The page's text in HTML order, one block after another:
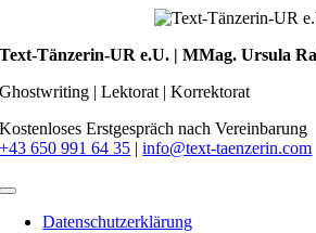
Text-Tänzerin-UR e.U. | MMag. Ursula
Ghostwriting | Lektorat | Korrektorat
Kostenloses Erstgespräch nach Vereinbarung
+43 650 991 64 35 |info@text-taenzerin.com
Toggle
NavigationDatenschutzerklärung